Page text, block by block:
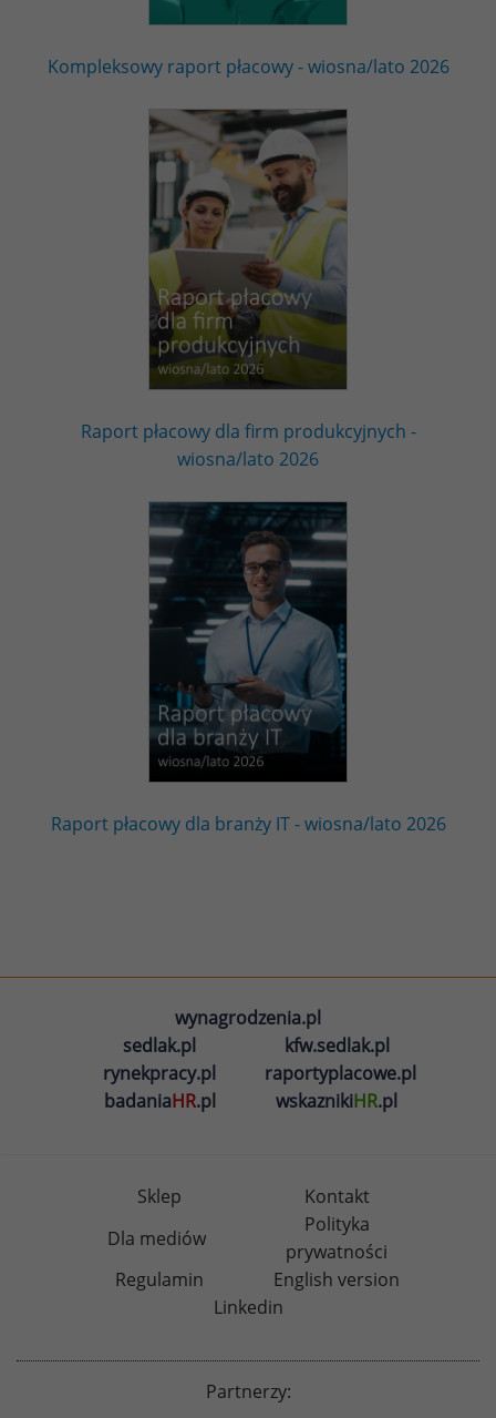
Kompleksowy raport płacowy - wiosna/lato 2026
Raport płacowy dla firm produkcyjnych -
wiosna/lato 2026
Raport płacowy dla branży IT - wiosna/lato 2026
wynagrodzenia.pl
sedlak.pl
kfw.sedlak.pl
rynekpracy.pl
raportyplacowe.pl
badaniaHR.pl wskaznikiHR.pl
Sklep
Kontakt
Dla mediów
Polityka
prywatności
Regulamin
English version
Linkedin
Partnerzy: